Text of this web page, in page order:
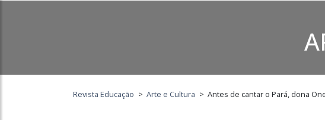
Revista Educação > Arte e Cultura > Antes de cantar o Pará, dona